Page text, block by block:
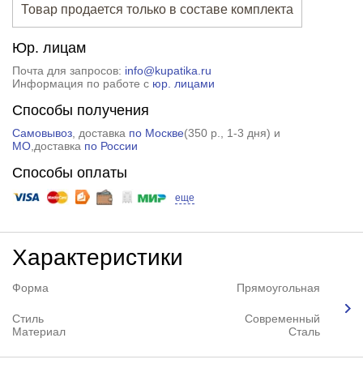
Товар продается только в составе комплекта
Юр. лицам
Почта для запросов: info@kupatika.ru
Информация по работе с юр. лицами
Способы получения
Самовывоз, доставка по Москве(350 р.
, 1-3 дня) и
МО,доставка по России
Способы оплаты
еще
Характеристики
Форма Прямоугольная
Стиль
Современный
Материал
Сталь